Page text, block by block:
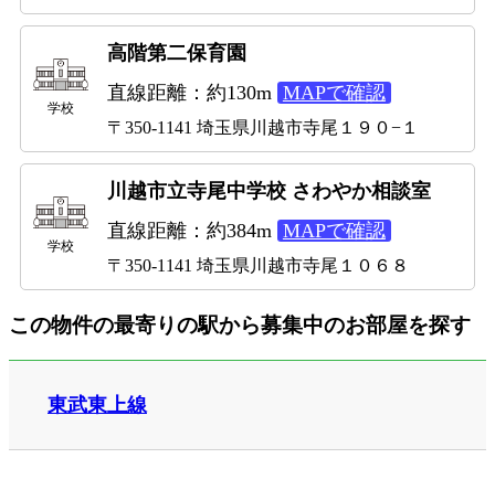
学校
高階第二保育園
直線距離：約130m MAPで確認
〒350-1141 埼玉県川越市寺尾１９０−１
学校
川越市立寺尾中学校 さわやか相談室
直線距離：約384m MAPで確認
〒350-1141 埼玉県川越市寺尾１０６８
この物件の最寄りの駅から募集中のお部屋を探す
東武東上線